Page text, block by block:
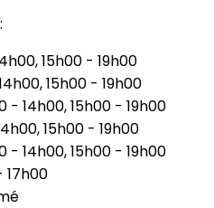
15h00 - 19h00
15h00 - 19h00
- 14h00, 15h00 - 19h00
15h00 - 19h00
- 14h00, 15h00 - 19h00
17h00